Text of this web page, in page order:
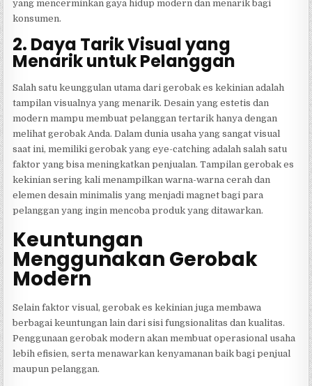
yang mencerminkan gaya hidup modern dan menarik bagi
konsumen.
2. Daya Tarik Visual yang
Menarik untuk Pelanggan
Salah satu keunggulan utama dari gerobak es kekinian adalah
tampilan visualnya yang menarik. Desain yang estetis dan
modern mampu membuat pelanggan tertarik hanya dengan
melihat gerobak Anda. Dalam dunia usaha yang sangat visual
saat ini, memiliki gerobak yang eye-catching adalah salah satu
faktor yang bisa meningkatkan penjualan. Tampilan gerobak es
kekinian sering kali menampilkan warna-warna cerah dan
elemen desain minimalis yang menjadi magnet bagi para
pelanggan yang ingin mencoba produk yang ditawarkan.
Keuntungan
Menggunakan Gerobak
Modern
Selain faktor visual, gerobak es kekinian juga membawa
berbagai keuntungan lain dari sisi fungsionalitas dan kualitas.
Penggunaan gerobak modern akan membuat operasional usaha
lebih efisien, serta menawarkan kenyamanan baik bagi penjual
maupun pelanggan.